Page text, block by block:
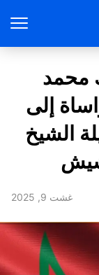
محمد
إلى
الشيخ
غشت 9, 2025